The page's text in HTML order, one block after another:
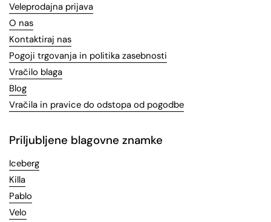
Veleprodajna prijava
O nas
Kontaktiraj nas
Pogoji trgovanja in politika zasebnosti
Vračilo blaga
Blog
Vračila in pravice do odstopa od pogodbe
Priljubljene blagovne znamke
Iceberg
Killa
Pablo
Velo